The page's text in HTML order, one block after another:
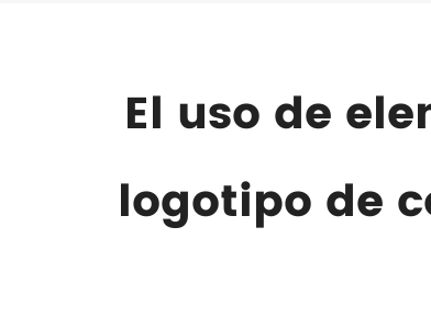
El uso de
logotipo de